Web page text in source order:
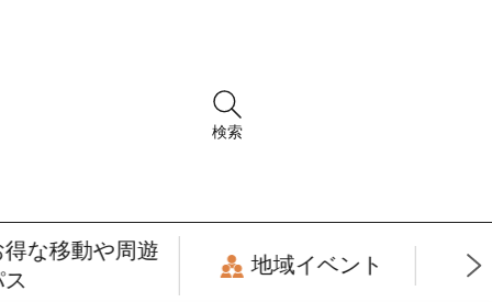
検索
得な移動や周遊
地域イベント